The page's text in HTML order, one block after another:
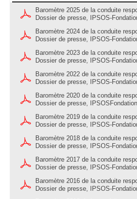
Baromètre 2025 de la conduite
Dossier de presse, IPSOS-
Baromètre 2024 de la conduite
Dossier de presse, IPSOS-
Baromètre 2023 de la conduite
Dossier de presse, IPSOS-
Baromètre 2022 de la conduite
Dossier de presse, IPSOS-
Baromètre 2020 de la conduite
Dossier de presse,
Baromètre 2019 de la conduite
Dossier de presse, IPSOS-
Baromètre 2018 de la conduite
Dossier de presse, IPSOS-
Baromètre 2017 de la conduite
Dossier de presse, IPSOS-
Baromètre 2016 de la conduite
Dossier de presse, IPSOS-